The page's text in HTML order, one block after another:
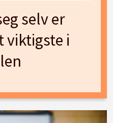
selv er
viktigste i